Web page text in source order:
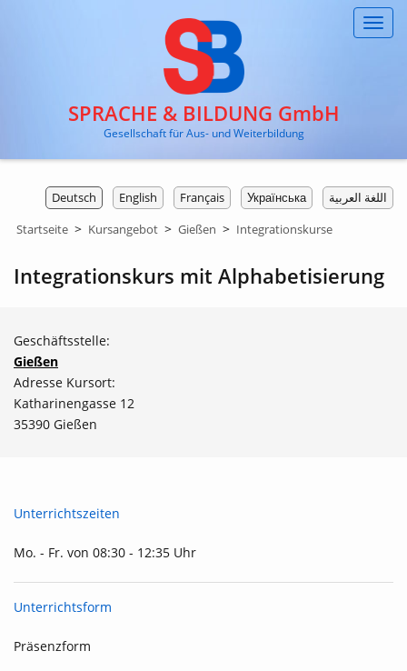
SPRACHE & BILDUNG GmbH
Gesellschaft für Aus- und Weiterbildung
اللغة العربية Українська
Français
English
Deutsch
Startseite > Kursangebot > Gießen > Integrationskurse
Integrationskurs mit Alphabetisierung
Geschäftsstelle:
Gießen
Adresse Kursort:
Katharinengasse 12
35390 Gießen
Unterrichtszeiten
Mo. - Fr. von 08:30 - 12:35 Uhr
Unterrichtsform
Präsenzform